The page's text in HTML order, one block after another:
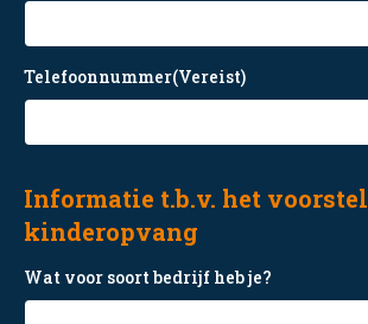
Telefoonnummer(Vereist)
Informatie t.b.v. het
kinderopvang
Wat voor soort bedrijf heb je?